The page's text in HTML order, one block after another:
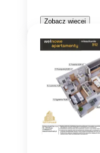
Zobacz więcej